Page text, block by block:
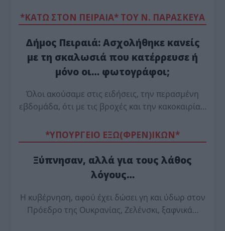
*ΚΑΤΩ ΣΤΟΝ ΠΕΙΡΑΙΑ* ΤΟΥ Ν. ΠΑΡΑΣΚΕΥΑ
Δήμος Πειραιά: Ασχολήθηκε κανείς
με τη σκαλωσιά που κατέρρευσε ή
μόνο οι… φωτογράφοι;
Όλοι ακούσαμε στις ειδήσεις, την περασμένη
εβδομάδα, ότι με τις βροχές και την κακοκαιρία…
*ΥΠΟΥΡΓΕΙΟ ΕΞΩ(ΦΡΕΝ)ΙΚΩΝ*
Ξύπνησαν, αλλά για τους λάθος
λόγους…
Η κυβέρνηση, αφού έχει δώσει γη και ύδωρ στον
Πρόεδρο της Ουκρανίας, Ζελένσκι, ξαφνικά…